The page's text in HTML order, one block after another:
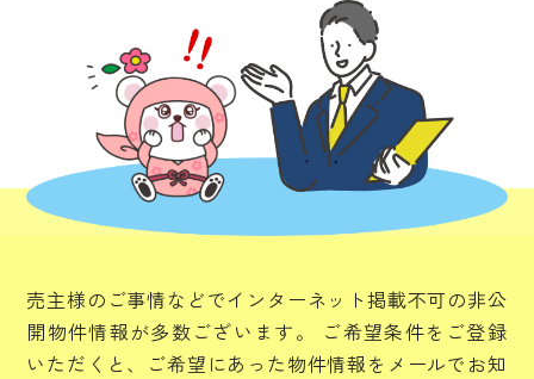
売主様のご事情などでインターネット掲載不可の非公
開物件情報が多数ございます。
ご希望条件をご登録
いただくと、ご希望にあった物件情報をメールでお知